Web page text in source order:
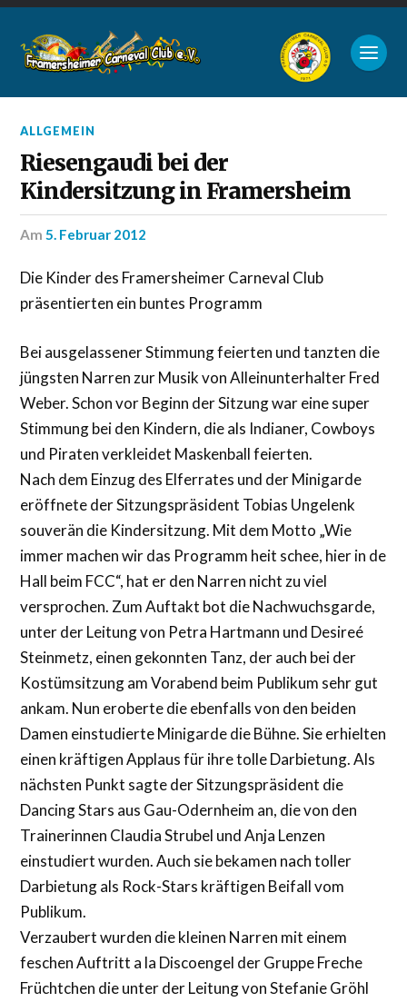
ALLGEMEIN
Riesengaudi bei der
Kindersitzung in Framersheim
am5. Februar 2012
Die Kinder des Framersheimer Carneval Club
präsentierten ein buntes Programm
Bei ausgelassener Stimmung feierten und tanzten die
jüngsten Narren zur Musik von Alleinunterhalter Fred
Weber. Schon vor Beginn der Sitzung war eine super
Stimmung bei den Kindern, die als Indianer, Cowboys
und Piraten verkleidet Maskenball feierten.
Nach dem Einzug des Elferrates und der Minigarde
eröffnete der Sitzungspräsident Tobias Ungelenk
souverän die Kindersitzung. Mit dem Motto „Wie
immer machen wir das Programm heit schee, hier in de
Hall beim FCC“, hat er den Narren nicht zu viel
versprochen. Zum Auftakt bot die Nachwuchsgarde,
unter der Leitung von Petra Hartmann und Desireé
Steinmetz, einen gekonnten Tanz, der auch bei der
Kostümsitzung am Vorabend beim Publikum sehr gut
ankam. Nun eroberte die ebenfalls von den beiden
Damen einstudierte Minigarde die Bühne. Sie erhielten
einen kräftigen Applaus für ihre tolle Darbietung. Als
nächsten Punkt sagte der Sitzungspräsident die
Dancing Stars aus Gau-Odernheim an, die von den
Trainerinnen Claudia Strubel und Anja Lenzen
einstudiert wurden. Auch sie bekamen nach toller
Darbietung als Rock-Stars kräftigen Beifall vom
Publikum.
Verzaubert wurden die kleinen Narren mit einem
feschen Auftritt a la Discoengel der Gruppe Freche
Früchtchen die unter der Leitung von Stefanie Gröhl